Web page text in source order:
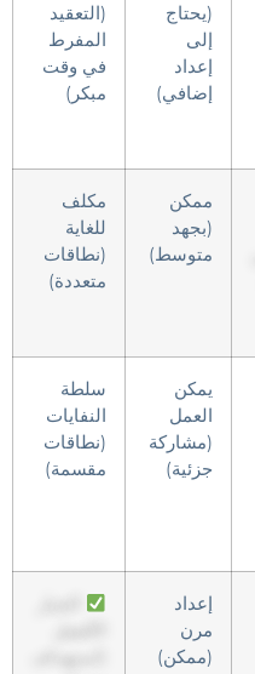
(يحتاج
إلى
إعداد
إضافي)
(التعقيد
المفرط
في وقت
مبكر)
ممكن
(بجهد
متوسط)
مكلف
للغاية
(نطاقات
متعددة)
يمكن
العمل
(مشاركة
جزئية)
سلطة
النفايات
(نطاقات
مقسمة)
إعداد
مرن
(ممكن)
(استهداف